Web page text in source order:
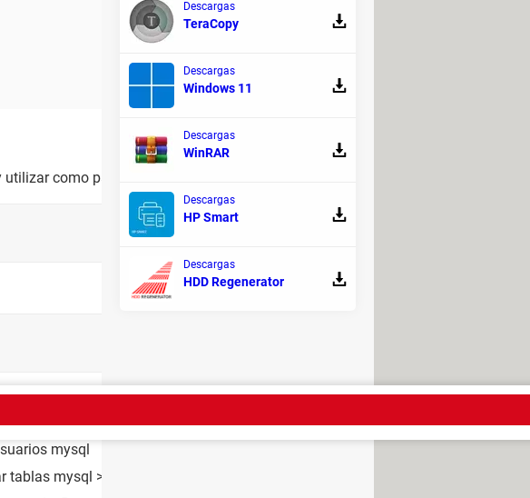
utilizar como parámetro su
mysql
tablas mysql > Guide
Descargas
TeraCopy
Descargas
Windows 11
Descargas
WinRAR
Descargas
HP Smart
Descargas
HDD Regenerator